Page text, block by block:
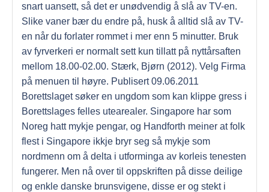
snart uansett, så det er unødvendig å slå av TV-en.
Slike vaner bær du endre på, husk å alltid slå av TV-
en når du forlater rommet i mer enn 5 minutter. Bruk
av fyrverkeri er normalt sett kun tillatt på nyttårsaften
mellom 18.00-02.00. Stærk, Bjørn (2012). Velg Firma
på menuen til høyre. Publisert 09.06.2011
Borettslaget søker en ungdom som kan klippe gress i
Borettslages felles utearealer. Singapore har som
Noreg hatt mykje pengar, og Handforth meiner at folk
flest i Singapore ikkje bryr seg så mykje som
nordmenn om å delta i utforminga av korleis tenesten
fungerer. Men nå over til oppskriften på disse deilige
og enkle danske brunsvigene, disse er og stekt i